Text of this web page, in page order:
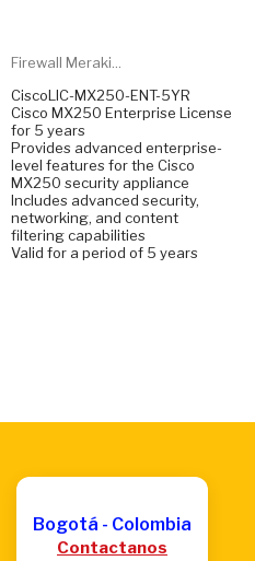
Firewall Meraki...
CiscoLIC-MX250-ENT-5YR
Cisco MX250 Enterprise License
for 5 years
Provides advanced enterprise-
level features for the Cisco
MX250 security appliance
Includes advanced security,
networking, and content
filtering capabilities
Valid for a period of 5 years
Bogotá - Colombia
Contactanos